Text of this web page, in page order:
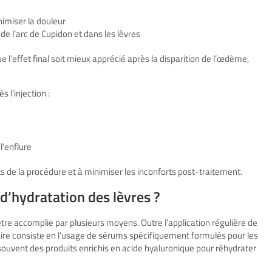
la douleur
l’arc de Cupidon et dans les lèvres
final soit mieux apprécié après la disparition de l’œdème,
l’injection :
de la procédure et à minimiser les inconforts post-traitement.
des lèvres ?
accomplie par plusieurs moyens. Outre l’application régulière de
consiste en l’usage de sérums spécifiquement formulés pour les
des produits enrichis en acide hyaluronique pour réhydrater